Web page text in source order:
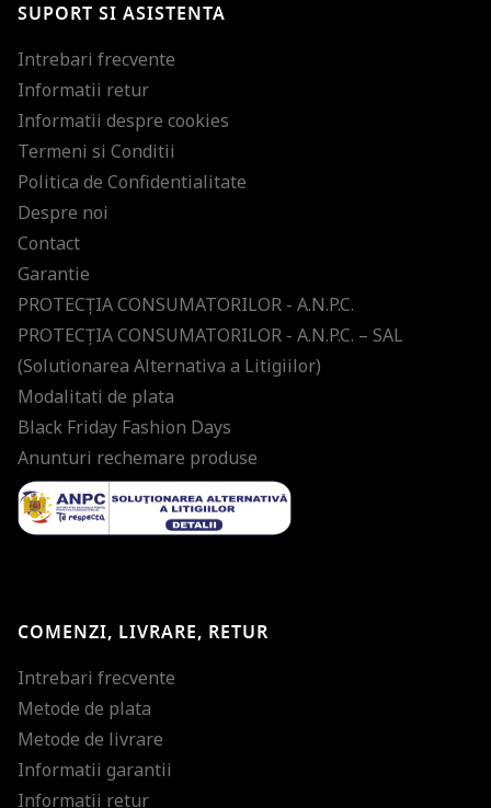
SUPORT SI ASISTENTA
Intrebari frecvente
Informatii retur
Informatii despre cookies
Termeni si Conditii
Politica de Confidentialitate
Despre noi
Contact
Garantie
PROTECŢIA CONSUMATORILOR - A.N.P.C.
PROTECŢIA CONSUMATORILOR - A.N.P.C. – SAL
(Solutionarea Alternativa a Litigiilor)
Modalitati de plata
Black Friday Fashion Days
Anunturi rechemare produse
COMENZI, LIVRARE, RETUR
Intrebari frecvente
Metode de plata
Metode de livrare
Informatii garantii
Informatii retur